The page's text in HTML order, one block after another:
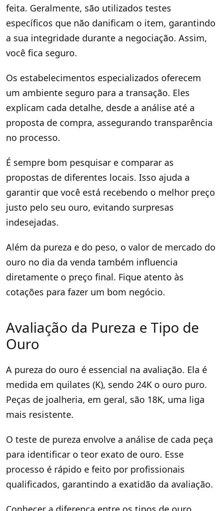
feita. Geralmente, são utilizados testes
específicos que não danificam o item, garantindo
a sua integridade durante a negociação. Assim,
você fica seguro.
Os estabelecimentos especializados oferecem
um ambiente seguro para a transação. Eles
explicam cada detalhe, desde a análise até a
proposta de compra, assegurando transparência
no processo.
É sempre bom pesquisar e comparar as
propostas de diferentes locais. Isso ajuda a
garantir que você está recebendo o melhor preço
justo pelo seu ouro, evitando surpresas
indesejadas.
Além da pureza e do peso, o valor de mercado do
ouro no dia da venda também influencia
diretamente o preço final. Fique atento às
cotações para fazer um bom negócio.
Avaliação da Pureza e Tipo de
Ouro
A pureza do ouro é essencial na avaliação. Ela é
medida em quilates (K), sendo 24K o ouro puro.
Peças de joalheria, em geral, são 18K, uma liga
mais resistente.
O teste de pureza envolve a análise de cada peça
para identificar o teor exato de ouro. Esse
processo é rápido e feito por profissionais
qualificados, garantindo a exatidão da avaliação.